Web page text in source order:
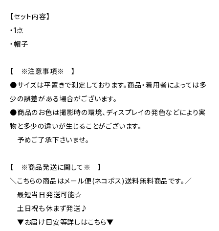
【セット内容】
・1点
・帽子
【 ※注意事項※ 】
●サイズは平置きで測定しております。商品・着用者によっては多
少の誤差がある場合がございます。
●商品のお色は撮影時の環境、ディスプレイの発色などにより実
物と多少の違いが生じることがございます。
予めご了承下さいませ。
【 ※商品発送に関して※ 】
＼こちらの商品はメール便(ネコポス)送料無料商品です。／
最短当日発送可能☆
土日祝も休まず発送♪
▼お届け目安等詳しはこちら▼